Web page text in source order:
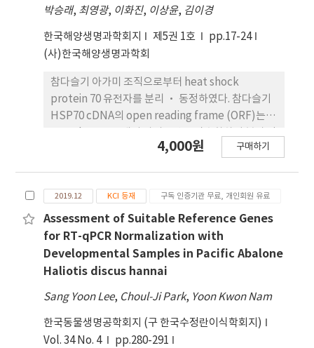
박승래, 최영광, 이화진, 이상윤, 김이경
한국해양생명과학회지 제5권 1호
pp.17-24
(사)한국해양생명과학회
참다슬기 아가미 조직으로부터 heat shock
protein 70 유전자를 분리 · 동정하였다. 참다슬기
HSP70 cDNA의 open reading frame (ORF)는
은 약 70 kDa으로 예측되었다. 생물정보학 배열분석
다. 계통학적 분석을 통하여 참 다슬기 HSP70 유전
자는 왕우렁이 Pomacea canaliculate와 같은 클러
스트에 포함된다는 사실을 확인하였다. 수온 및 염분
변화에 따라, 참다슬기 HSP70 mRNA 유전자 레벨
은 유의적으로 증 가하였으며(p < 0.05), 이는 외부자
수 있 을 것으로 사료된다.
4,000원 구매하기
2019.12 KCI 등재 구독 인증기관 무료, 개인회원 유료
Assessment of Suitable Reference Genes
for RT-qPCR Normalization with
Developmental Samples in Pacific Abalone
Haliotis discus hannai
Sang Yoon Lee, Choul-Ji Park, Yoon Kwon Nam
한국동물생명공학회지 (구 한국수정란이식학회지)
Vol. 34 No. 4
pp.280-291